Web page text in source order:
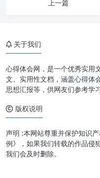
上一篇
发内
在
关于我们
心得体会网，是一个优秀实用
文、实用性文档，涵盖心得体
思想汇报等，供网友们参考学习
版权说明
声明 :本网站尊重并保护知识
例》，如果我们转载的作品侵
我们会及时删除。